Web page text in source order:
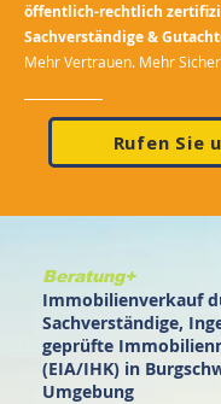
öffentlich-rechtlich
Sachverständige &
Mehr Vertrauen. Mehr
Rufen Sie
Beratung+
Immobilienverkauf
Sachverständige,
geprüfte
(EIA/IHK) in
Umgebung